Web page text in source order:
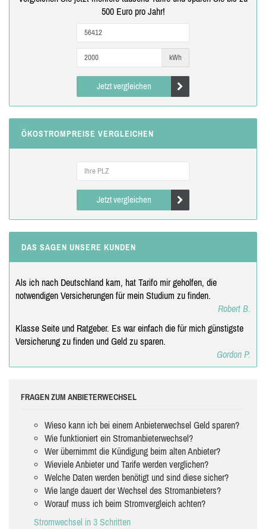
500 Euro pro Jahr!
kWh
Jetzt vergleichen
ÖKOSTROMPREISE VERGLEICHEN
Jetzt vergleichen
DAS SAGEN UNSERE KUNDEN
Als ich nach Deutschland kam, hat Tarifo mir geholfen, die
notwendigen Versicherungen für mein Studium zu finden.
Robert B.
Klasse Seite und Ratgeber. Es war einfach die für mich günstigste
Versicherung zu finden und Geld zu sparen.
Gordon P.
FRAGEN ZUM ANBIETERWECHSEL
Wieso kann ich bei einem Anbieterwechsel Geld sparen?
Wie funktioniert ein Stromanbieterwechsel?
Wer übernimmt die Kündigung beim alten Anbieter?
Wieviele Anbieter und Tarife werden verglichen?
Welche Daten werden benötigt und sind diese sicher?
Wie lange dauert der Wechsel des Stromanbieters?
Worauf muss ich beim Stromvergleich achten?
Stromwechsel in 3 Schritten